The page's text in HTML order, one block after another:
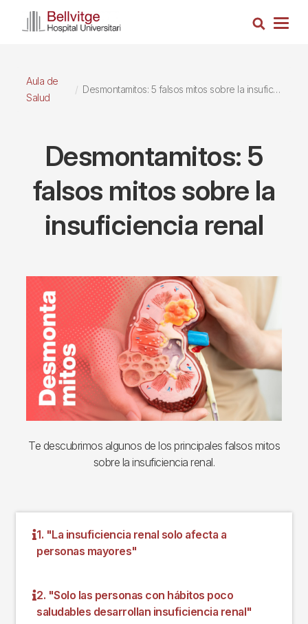
Busca
Aula de
Salud
Desmontamitos: 5 falsos mitos sobre la insuficiencia renal
Desmontamitos: 5
falsos mitos sobre la
insuficiencia renal
Te descubrimos algunos de los principales falsos mitos
sobre la insuficiencia renal.
1. "La insuficiencia renal solo afecta a
personas mayores"
2. "Solo las personas con hábitos poco
saludables desarrollan insuficiencia renal"